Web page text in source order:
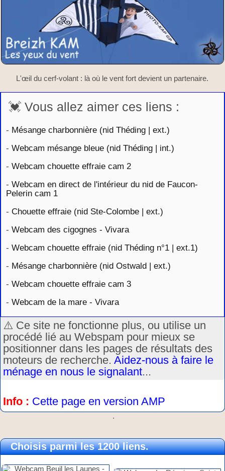
L'œil du cerf-volant : là où le vent fort devient un partenaire.
💓 Vous allez aimer ces liens :
- Mésange charbonnière (nid Théding | ext.)
- Webcam mésange bleue (nid Théding | int.)
- Webcam chouette effraie cam 2
- Webcam en direct de l'intérieur du nid de Faucon-
Pelerin cam 1
- Chouette effraie (nid Ste-Colombe | ext.)
- Webcam des cigognes - Vivara
- Webcam chouette effraie (nid Théding n°1 | ext.1)
- Mésange charbonnière (nid Ostwald | ext.)
- Webcam chouette effraie cam 3
- Webcam de la mare - Vivara
⚠️ Ce site ne fonctionne plus, ou utilise un
procédé lié au Webspam pour mieux se
positionner dans les pages de résultats des
moteurs de recherche. Aidez-nous à faire le
ménage en nous le signalant...
Info : Cette page en version AMP
.
Choisis parmi les 1200 liens.